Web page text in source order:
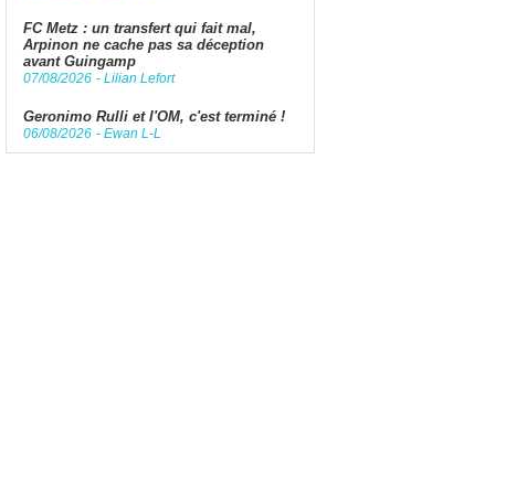
FC Metz : un transfert qui fait mal,
Arpinon ne cache pas sa déception
avant Guingamp
07/08/2026 - Lilian Lefort
Geronimo Rulli et l'OM, c'est terminé !
06/08/2026 - Ewan L-L